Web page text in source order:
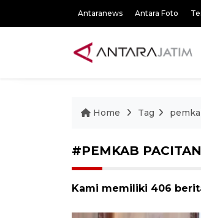
Antaranews Antara Foto
Home Tag
#PEMKAB PACITAN
Kami memiliki 406